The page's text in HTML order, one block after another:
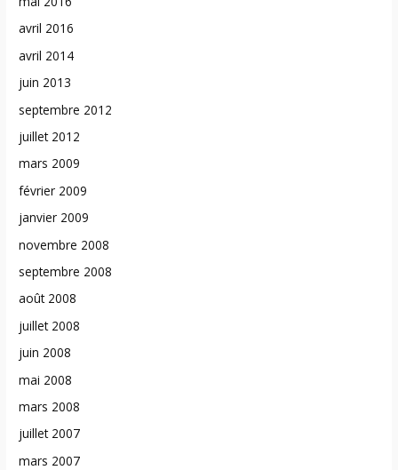
avril 2016
avril 2014
juin 2013
septembre 2012
juillet 2012
mars 2009
février 2009
janvier 2009
novembre 2008
septembre 2008
août 2008
juillet 2008
juin 2008
mai 2008
mars 2008
juillet 2007
mars 2007